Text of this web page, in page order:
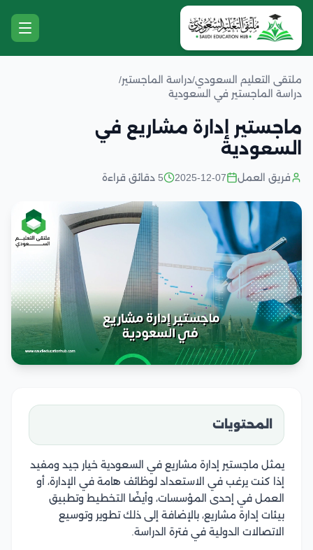
ملتقى التعليم السعودي/دراسة الماجستير/
دراسة الماجستير في السعودية
ماجستير إدارة مشاريع في
السعودية
فريق العمل 2025-12-07 5 دقائق قراءة
المحتويات
يمثل ماجستير إدارة مشاريع في السعودية خيار جيد ومفيد
إذا كنت يرغب في الاستعداد لوظائف هامة في الإدارة، أو
العمل في إحدى المؤسسات، وأيضًا التخطيط وتطبيق
بيئات إدارة مشاريع، بالإضافة إلى ذلك تطوير وتوسيع
الاتصالات الدولية في فترة الدراسة.